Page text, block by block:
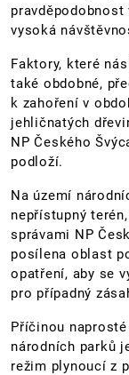
vysoká
Faktory, které
také obdobné,
k zahoření v
jehličnatých
NP Českého
podloží.
Na území
nepřístupný
správami NP
posílena oblast
opatření, aby se
pro případný
Příčinou
národních parků
režim plynoucí z